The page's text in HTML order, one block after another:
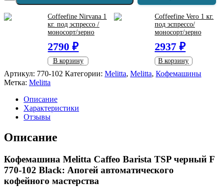
Coffeefine Nirvana 1
кг. под эспрессо /
моносорт/зерно
2790 ₽
В корзину
Coffeefine Vero 1 кг.
под эспрессо/
моносорт/зерно
2937 ₽
В корзину
Артикул: 770-102 Категории: Melitta, Melitta, Кофемашины
Метка: Melitta
Описание
Характеристики
Отзывы
Описание
Кофемашина Melitta Caffeo Barista TSP черный F
770-102 Black: Апогей автоматического
кофейного мастерства